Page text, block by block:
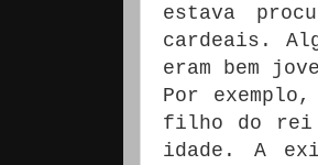
estava
cardeais.
eram bem
Por
filho do rei
idade. A